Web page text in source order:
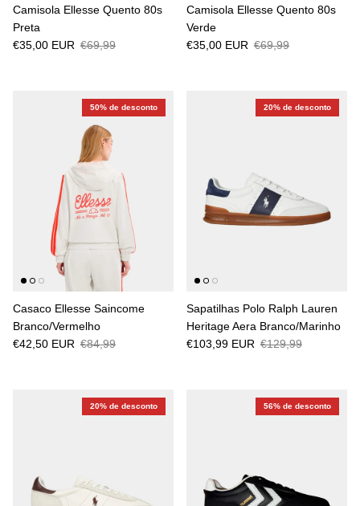
Camisola Ellesse Quento 80s
Preta
€35,00 EUR €69,99
Camisola Ellesse Quento 80s
Verde
€35,00 EUR €69,99
50% de desconto
Casaco Ellesse Saincome
Branco/Vermelho
€42,50 EUR €84,99
20% de desconto
Sapatilhas Polo Ralph Lauren
Heritage Aera Branco/Marinho
€103,99 EUR €129,99
20% de desconto 56% de desconto